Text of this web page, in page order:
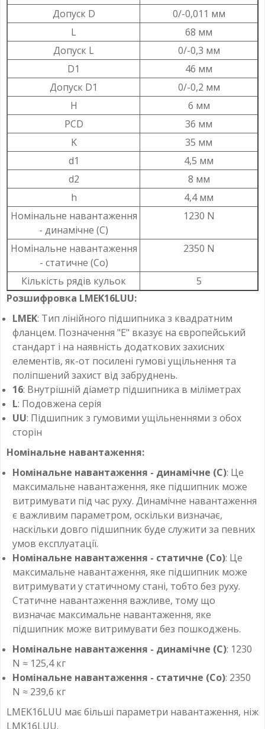
Допуск D
0/-0,011 мм
L
68 мм
Допуск L
0/-0,3 мм
D1
46 мм
Допуск D1
0/-0,2 мм
H
6 мм
PCD
36 мм
K
35 мм
d1
4,5 мм
d2
8 мм
h
4,4 мм
Номінальне навантаження
- динамічне (C)
1230 N
Номінальне навантаження
- статичне (Co)
2350 N
Кількість рядів кульок
5
Розшифровка LMEK16LUU:
LMEK: Тип лінійного підшипника з квадратним
фланцем. Позначення "E" вказує на європейський
стандарт і на наявність додаткових захисних
елементів, як-от посилені гумові ущільнення та
поліпшений захист від забруднень.
16: Внутрішній діаметр підшипника в міліметрах
L: Подовжена серія
UU: Підшипник з гумовими ущільненнями з обох
сторін
Номінальне навантаження:
Номінальне навантаження - динамічне (C): Це
максимальне навантаження, яке підшипник може
витримувати під час руху. Динамічне навантаження
є важливим параметром, оскільки визначає,
наскільки довго підшипник буде служити за певних
умов експлуатації.
Номінальне навантаження - статичне (Co): Це
максимальне навантаження, яке підшипник може
витримувати у статичному стані, тобто без руху.
Статичне навантаження важливе, тому що
визначає максимальне навантаження, яке
підшипник може витримувати без пошкоджень.
Номінальне навантаження - динамічне (C): 1230
N ≈ 125,4 кг
Номінальне навантаження - статичне (Co): 2350
N ≈ 239,6 кг
LMEK16LUU має більші параметри навантаження, ніж
LMK16LUU.